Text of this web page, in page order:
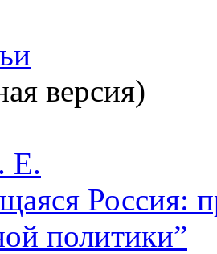
версия)
Е.
Россия:
политики”